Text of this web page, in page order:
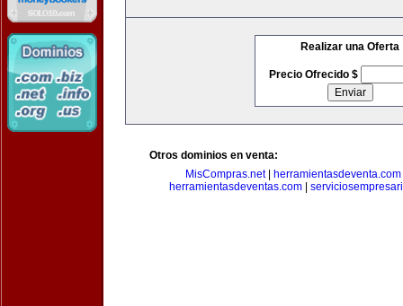
Realizar una Oferta
Precio Ofrecido $
Otros dominios en venta:
MisCompras.net| herramientasdeventa.com
herramientasdeventas.com